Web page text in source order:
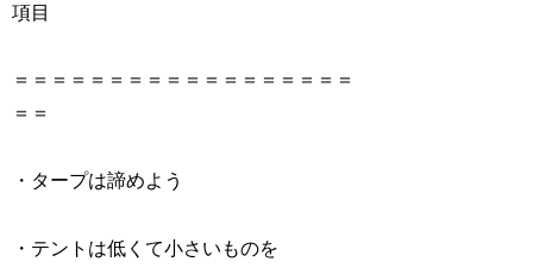
項目
＝＝＝＝＝＝＝＝＝＝＝＝＝＝＝＝＝＝
＝＝
・タープは諦めよう
・テントは低くて小さいものを